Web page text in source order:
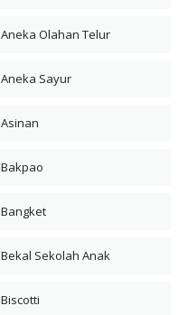
Aneka Olahan Telur
Aneka Sayur
Asinan
Bakpao
Bangket
Bekal Sekolah Anak
Biscotti